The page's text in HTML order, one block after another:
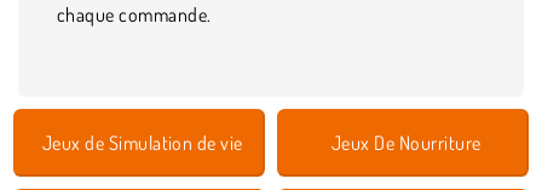
chaque commande.
Jeux de Simulation de vie Jeux De Nourriture